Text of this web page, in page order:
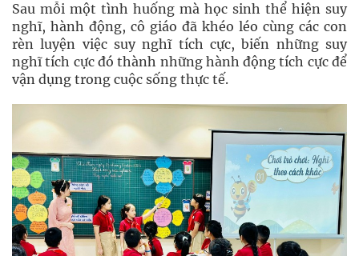
Sau mỗi một tình huống mà học sinh thể hiện suy
nghĩ, hành động, cô giáo đã khéo léo cùng các con
rèn luyện việc suy nghĩ tích cực, biến những suy
nghĩ tích cực đó thành những hành động tích cực để
vận dụng trong cuộc sống thực tế.